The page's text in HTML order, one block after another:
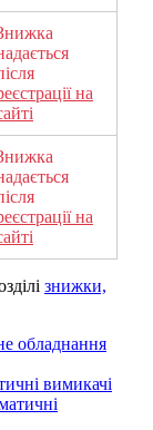
на
на
знижки,
обладнання
вимикачі